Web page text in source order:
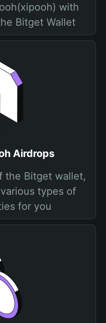
with
Bitget Wallet
Airdrops
the Bitget wallet,
types of
for you